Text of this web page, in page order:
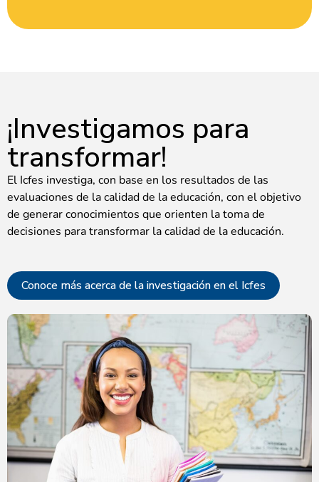
¡Investigamos para
transformar!
El Icfes investiga, con base en los resultados de las
evaluaciones de la calidad de la educación, con el objetivo
de generar conocimientos que orienten la toma de
decisiones para transformar la calidad de la educación.
Conoce más acerca de la investigación en el Icfes